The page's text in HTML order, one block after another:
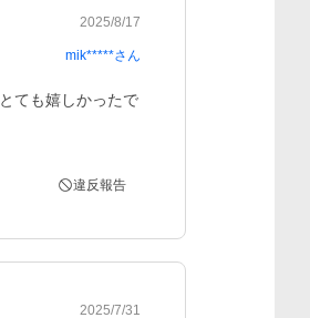
2025/8/17
mik*****さん
ても嬉しかったで
違反報告
2025/7/31